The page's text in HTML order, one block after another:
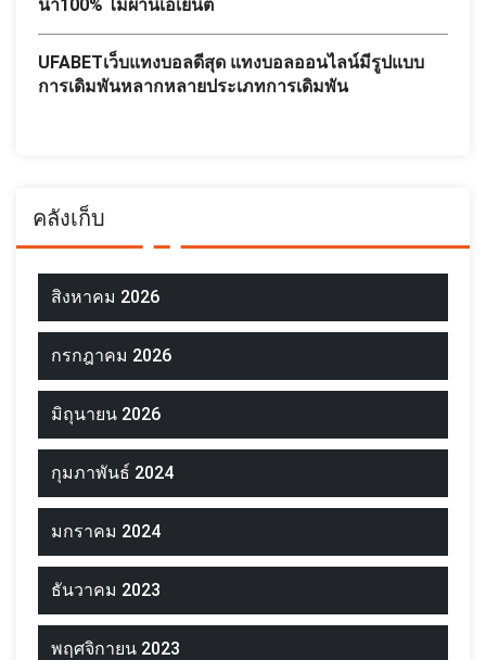
นำ100% ไม่ผ่านเอเย่นต์
UFABETเว็บแทงบอลดีสุด แทงบอลออนไลน์มีรูปแบบ
การเดิมพันหลากหลายประเภทการเดิมพัน
คลังเก็บ
สิงหาคม 2026
กรกฎาคม 2026
มิถุนายน 2026
กุมภาพันธ์ 2024
มกราคม 2024
ธันวาคม 2023
พฤศจิกายน 2023